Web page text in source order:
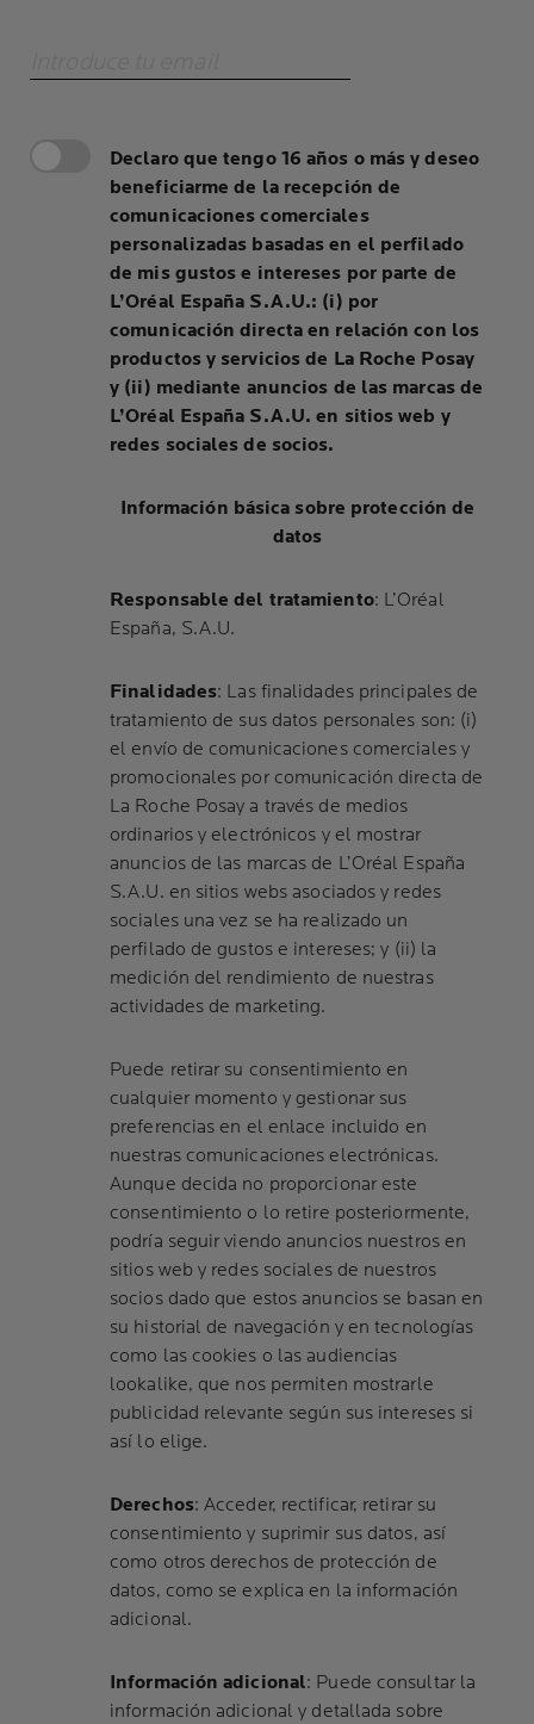
Declaro que tengo 16 años o más y deseo
beneficiarme de la recepción de
comunicaciones comerciales
personalizadas basadas en el perfilado
de mis gustos e intereses por parte de
L’Oréal España S.A.U.: (i) por
comunicación directa en relación con los
productos y servicios de La Roche Posay
y (ii) mediante anuncios de las marcas de
L’Oréal España S.A.U. en sitios web y
redes sociales de socios.
Información básica sobre protección de
datos
Responsable del tratamiento: L’Oréal
España, S.A.U.
Finalidades: Las finalidades principales de
tratamiento de sus datos personales son: (i)
el envío de comunicaciones comerciales y
promocionales por comunicación directa de
La Roche Posay a través de medios
ordinarios y electrónicos y el mostrar
anuncios de las marcas de L’Oréal España
S.A.U. en sitios webs asociados y redes
sociales una vez se ha realizado un
perfilado de gustos e intereses; y (ii) la
medición del rendimiento de nuestras
actividades de marketing.
Puede retirar su consentimiento en
cualquier momento y gestionar sus
preferencias en el enlace incluido en
nuestras comunicaciones electrónicas.
Aunque decida no proporcionar este
consentimiento o lo retire posteriormente,
podría seguir viendo anuncios nuestros en
sitios web y redes sociales de nuestros
socios dado que estos anuncios se basan en
su historial de navegación y en tecnologías
como las cookies o las audiencias
lookalike, que nos permiten mostrarle
publicidad relevante según sus intereses si
así lo elige.
Derechos: Acceder, rectificar, retirar su
consentimiento y suprimir sus datos, así
como otros derechos de protección de
datos, como se explica en la información
adicional.
Información adicional: Puede consultar la
información adicional y detallada sobre